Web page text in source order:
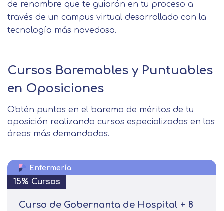
de renombre que te guiarán en tu proceso a
través de un campus virtual desarrollado con la
tecnología más novedosa.
Cursos Baremables y Puntuables
en Oposiciones
Obtén puntos en el baremo de méritos de tu
oposición realizando cursos especializados en las
áreas más demandadas.
Enfermería
15% Cursos
Curso de Gobernanta de Hospital + 8